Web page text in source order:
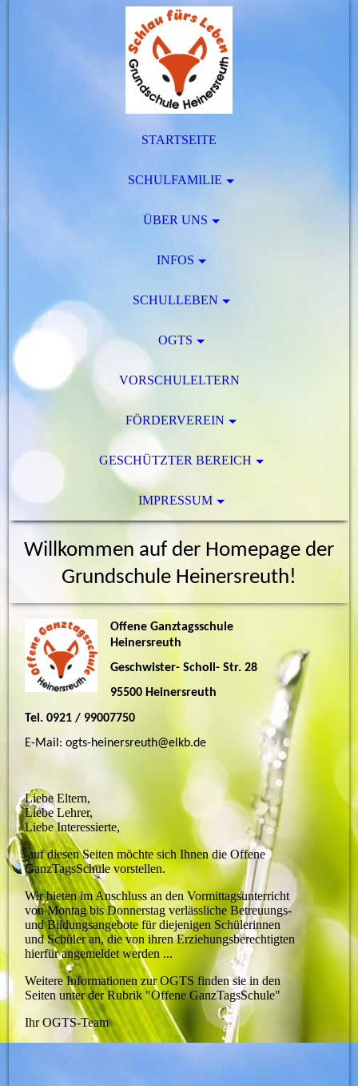
STARTSEITE
SCHULFAMILIE
ÜBER UNS
INFOS
SCHULLEBEN
OGTS
VORSCHULELTERN
FÖRDERVEREIN
GESCHÜTZTER BEREICH
IMPRESSUM
Willkommen auf der Homepage der
Grundschule Heinersreuth!
Offene Ganztagsschule
Heinersreuth
Geschwister- Scholl- Str. 28
95500 Heinersreuth
Tel. 0921 / 99007750
E-Mail: ogts-heinersreuth@elkb.de
Liebe Eltern,
Liebe Lehrer,
Liebe Interessierte,
auf diesen Seiten möchte sich Ihnen die Offene
GanzTagsSchule vorstellen.
Wir bieten im Anschluss an den Vormittagsunterricht
von Montag bis Donnerstagverlässliche Betreuungs-
und Bildungsangebotefür diejenigen Schülerinnen
und Schüler an, die von ihren Erziehungsberechtigten
hierfür angemeldet werden ...
Weitere Informationen zur OGTS finden sie in den
Seiten unter der Rubrik "Offene GanzTagsSchule"
Ihr OGTS-Team